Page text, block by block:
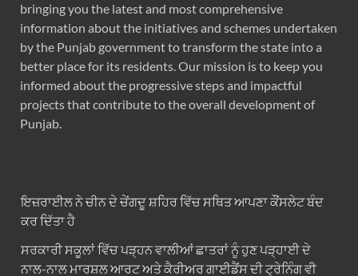
bringing you the latest and most comprehensive
information about the initiatives and schemes undertaken
by the Punjab government to transform the state into a
better place for its residents. Our mission is to keep you
informed about the progressive steps and impactful
projects that contribute to the overall development of
Punjab.
ਇਜ਼ਰਾਈਲ ਨੇ ਚੀਨ ਦੇ ਚੇਂਗਦੂ ਸ਼ਹਿਰ ਵਿੱਚ ਸਥਿਤ ਆਪਣਾ ਕੌਂਸਲੇਟ ਬੰਦ
ਕਰ ਦਿੱਤਾ ਹੈ
ਸਰਕਾਰੀ ਸਕੂਲਾਂ ਵਿੱਚ ਪੜ੍ਹਨ ਵਾਲੀਆਂ ਛਾਤਰਾਂ ਨੂੰ ਹੁਣ ਪੜ੍ਹਾਈ ਦੇ
ਨਾਲ-ਨਾਲ ਮਾਰਸ਼ਲ ਆਰਟ ਅਤੇ ਕੈਰੀਅਰ ਗਾਈਡੈਂਸ ਦੀ ਟ੍ਰੇਨਿੰਗ ਵੀ